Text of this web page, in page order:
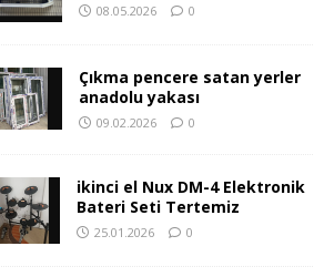
08.05.2026 0
Çıkma pencere satan yerler
anadolu yakası
09.02.2026 0
ikinci el Nux DM-4 Elektronik
Bateri Seti Tertemiz
25.01.2026 0